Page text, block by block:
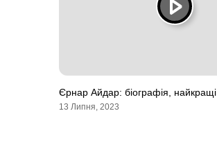
Єрнар Айдар: біографія, найкращі
13 Липня, 2023